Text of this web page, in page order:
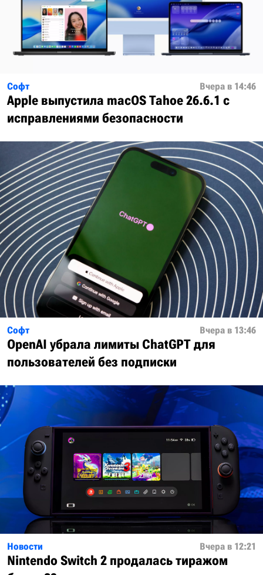
Софт Вчера в 14:46
Apple выпустила macOS Tahoe 26.6.1 с
исправлениями безопасности
Софт Вчера в 13:46
OpenAI убрала лимиты ChatGPT для
пользователей без подписки
Новости Вчера в 12:21
Nintendo Switch 2 продалась тиражом